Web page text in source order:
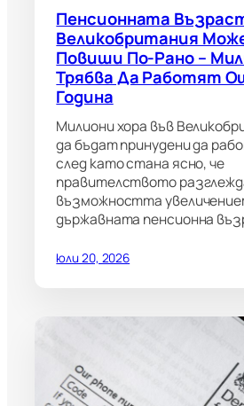
Пенсионната
Великобритания
Повиши По-Рано –
Трябва Да Работят
Година
Милиони хора във
да бъдат принудени да
след като стана ясно, че
правителството
възможността
държавната пенсионна
юли 20, 2026